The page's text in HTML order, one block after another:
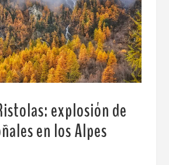
explosión de
en los Alpes